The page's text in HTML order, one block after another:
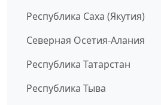
Республика Саха (Якутия)
Северная Осетия-Алания
Республика Татарстан
Республика Тыва